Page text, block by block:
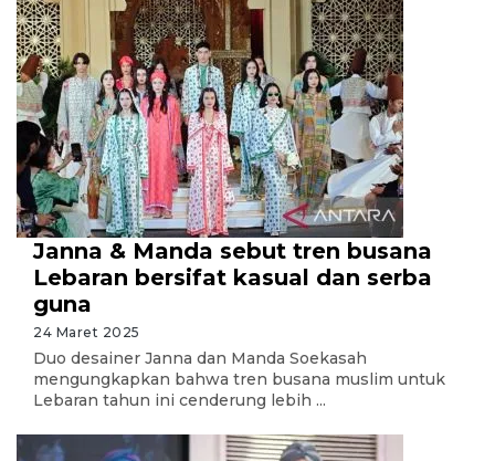
Janna & Manda sebut tren busana
Lebaran bersifat kasual dan serba
guna
24 Maret 2025
Duo desainer Janna dan Manda Soekasah
mengungkapkan bahwa tren busana muslim untuk
Lebaran tahun ini cenderung lebih ...